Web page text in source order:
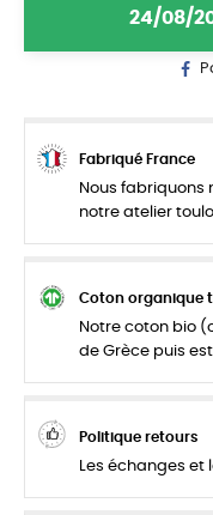
24/08/
Fabriqué France
Nous fabriquons
notre atelier
Coton organique
Notre coton bio
de Grèce puis
Politique retours
Les échanges et